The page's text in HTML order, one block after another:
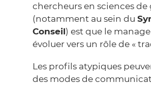
chercheurs en sciences de
(notamment au sein du
Conseil) est que le
évoluer vers un rôle de «
Les profils atypiques
des modes de